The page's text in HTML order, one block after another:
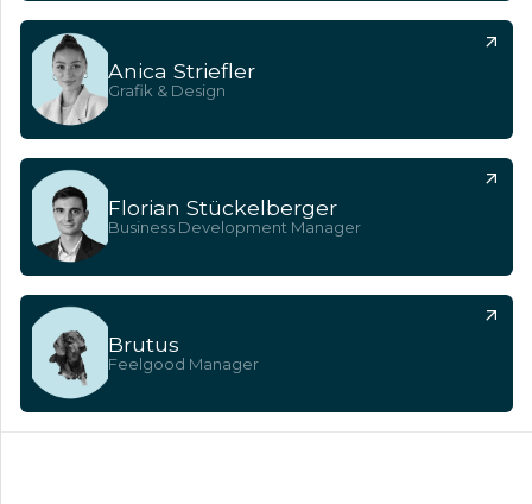
Anica Striefler
Grafik & Design
Florian Stückelberger
Business Development Manager
Brutus
Feelgood Manager